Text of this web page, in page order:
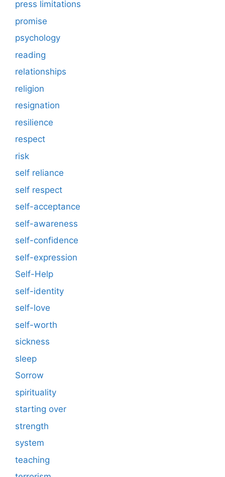
press limitations
promise
psychology
reading
relationships
religion
resignation
resilience
respect
risk
self reliance
self respect
self-acceptance
self-awareness
self-confidence
self-expression
Self-Help
self-identity
self-love
self-worth
sickness
sleep
Sorrow
spirituality
starting over
strength
system
teaching